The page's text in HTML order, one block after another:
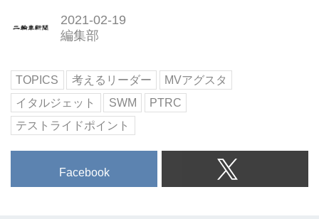
2021-02-19
編集部
TOPICS 考えるリーダー
MVアグスタ
イタルジェット
SWM
PTRC
テストライドポイント
Facebook